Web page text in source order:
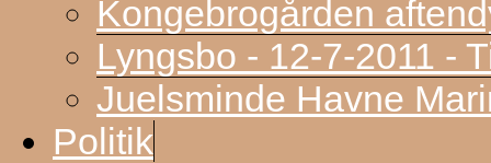
Kongebrogården
Lyngsbo - 12-7-2011 -
Juelsminde Havne
Politik